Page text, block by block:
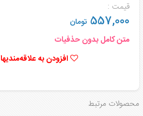
قیمت :
557,000 تومان
متن کامل بدون حذفیات
افزودن به علاقه‌مندیها
محصولات مرتبط